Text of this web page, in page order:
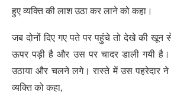
हुए व्यक्ति की लाश उठा कर लाने को कहा।
जब दोनों दिए गए पते पर पहुंचे तो देखे की खून
ऊपर पड़ी है और उस पर चादर डाली गयी है।
उठाया और चलने लगे। रास्ते में उस पहरेदार
व्यक्ति को कहा,